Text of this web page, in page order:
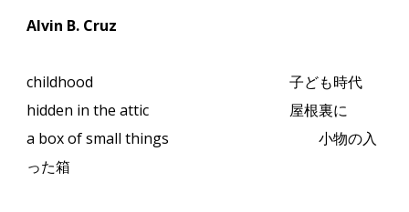
Alvin B. Cruz
childhood
子ども時代
hidden in the attic
屋根裏に
a box of small things
小物の入
った箱